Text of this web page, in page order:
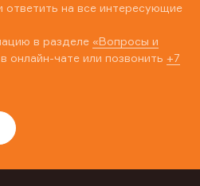
на все интересующие
в разделе «Вопросы и
онлайн-чате или позвонить +7